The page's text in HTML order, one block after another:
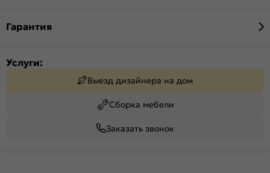
Гарантия
Услуги:
Выезд дизайнера на дом
Сборка мебели
Заказать звонок